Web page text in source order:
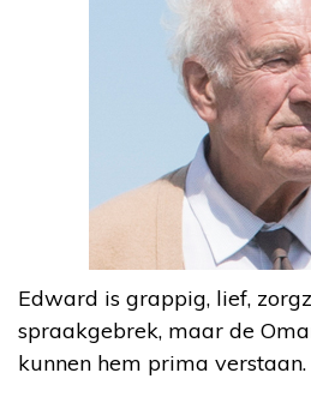
Edward is grappig, lief,
spraakgebrek, maar de
kunnen hem prima verstaan.